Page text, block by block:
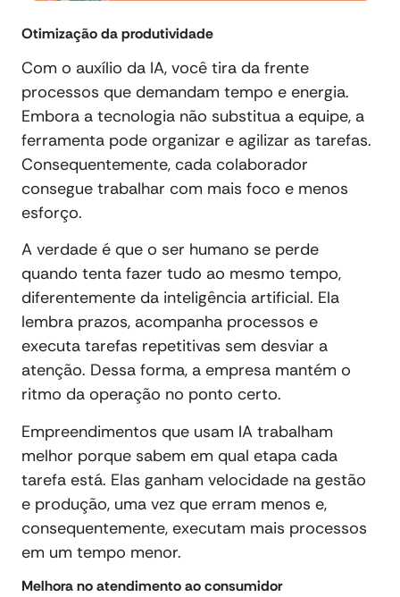
Otimização da produtividade
Com o auxílio da IA, você tira da frente
processos que demandam tempo e energia.
Embora a tecnologia não substitua a equipe, a
ferramenta pode organizar e agilizar as tarefas.
Consequentemente, cada colaborador
consegue trabalhar com mais foco e menos
esforço.
A verdade é que o ser humano se perde
quando tenta fazer tudo ao mesmo tempo,
diferentemente da inteligência artificial. Ela
lembra prazos, acompanha processos e
executa tarefas repetitivas sem desviar a
atenção. Dessa forma, a empresa mantém o
ritmo da operação no ponto certo.
Empreendimentos que usam IA trabalham
melhor porque sabem em qual etapa cada
tarefa está. Elas ganham velocidade na gestão
e produção, uma vez que erram menos e,
consequentemente, executam mais processos
em um tempo menor.
Melhora no atendimento ao consumidor